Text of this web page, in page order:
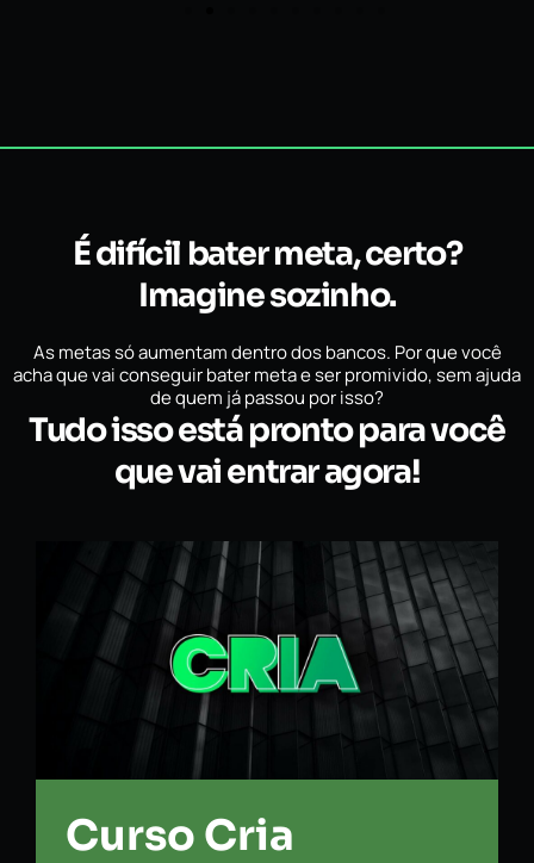
É difícil bater meta, certo?
Imagine sozinho.
As metas só aumentam dentro dos bancos. Por que você
acha que vai conseguir bater meta e ser promivido, sem ajuda
de quem já passou por isso?
Tudo isso está pronto para você
que vai entrar agora!
Curso Cria